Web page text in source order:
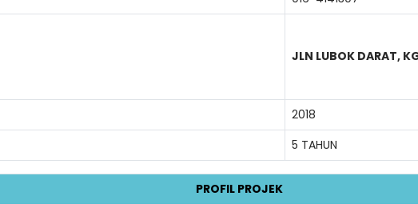
JLN LUBOK DARAT,
2018
5 TAHUN
PROFIL PROJEK